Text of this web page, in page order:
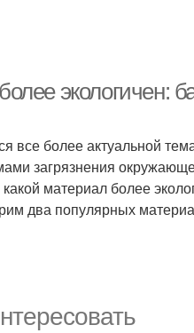
экологичен:
все более актуальной
загрязнения
материал более
два популярных